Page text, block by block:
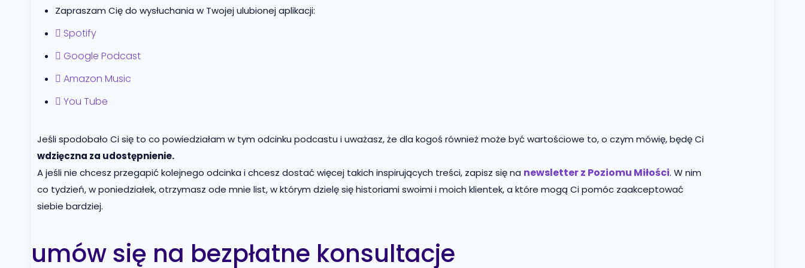
Zapraszam Cię do wysłuchania w Twojej ulubionej aplikacji:
Spotify
Google Podcast
Amazon Music
You Tube
Jeśli spodobało Ci się to co powiedziałam w tym odcinku podcastu i uważasz, że dla kogoś również może być wartościowe to, o czym mówię, będę Ci
wdzięczna za udostępnienie.
A jeśli nie chcesz przegapić kolejnego odcinka i chcesz dostać więcej takich inspirujących treści, zapisz się na newsletter z Poziomu Miłości. W nim
co tydzień, w poniedziałek, otrzymasz ode mnie list, w którym dzielę się historiami swoimi i moich klientek, a które mogą Ci pomóc zaakceptować
siebie bardziej.
umów się na bezpłatne konsultacje